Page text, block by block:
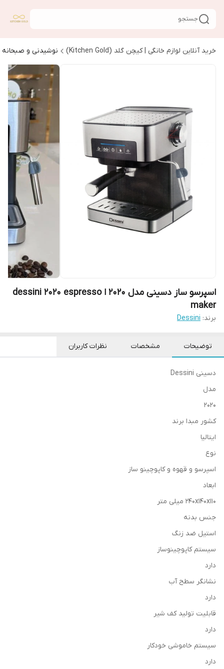
جستجو
خرید آنلاین لوازم خانگی | کیچن گلد (Kitchen Gold) نوشیدنی و صبحانه
اسپرسو ساز دسینی مدل 2020 ا dessini 2020 espresso
maker
برند: Dessini
توضیحات مشخصات نظرات کاربران
دسینی Dessini
مدل
2020
کشور مبدا برند
ایتالیا
نوع
اسپرسو و قهوه و کاپوچینو ساز
ابعاد
۲۴۰x140x110 میلی متر
جنس بدنه
استیل ضد زنگ
سیستم کاپوچینوساز
دارد
نشانگر سطح آب
دارد
قابليت توليد کف شير
دارد
سیستم خاموشی خودکار
دارد